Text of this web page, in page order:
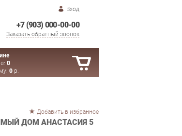
Вход
+7 (903) 000-00-00
Заказать обратный звонок
0
0 р.
Добавить в избранное
ДОМ АНАСТАСИЯ 5